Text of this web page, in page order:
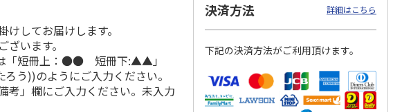
してお届けします。
います。
は「短冊上：●● 短冊下:▲▲」
))のようにご入力ください。
」欄にご入力ください。未入力
決済方法 詳細はこちら
下記の決済方法がご利用頂けます。